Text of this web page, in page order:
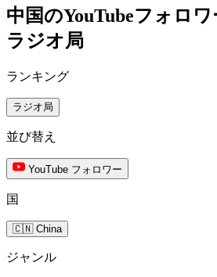
中国のYouTubeフォロ
ラジオ局
ランキング
ラジオ局
並び替え
YouTube フォロワー
国
🇨🇳 China
ジャンル